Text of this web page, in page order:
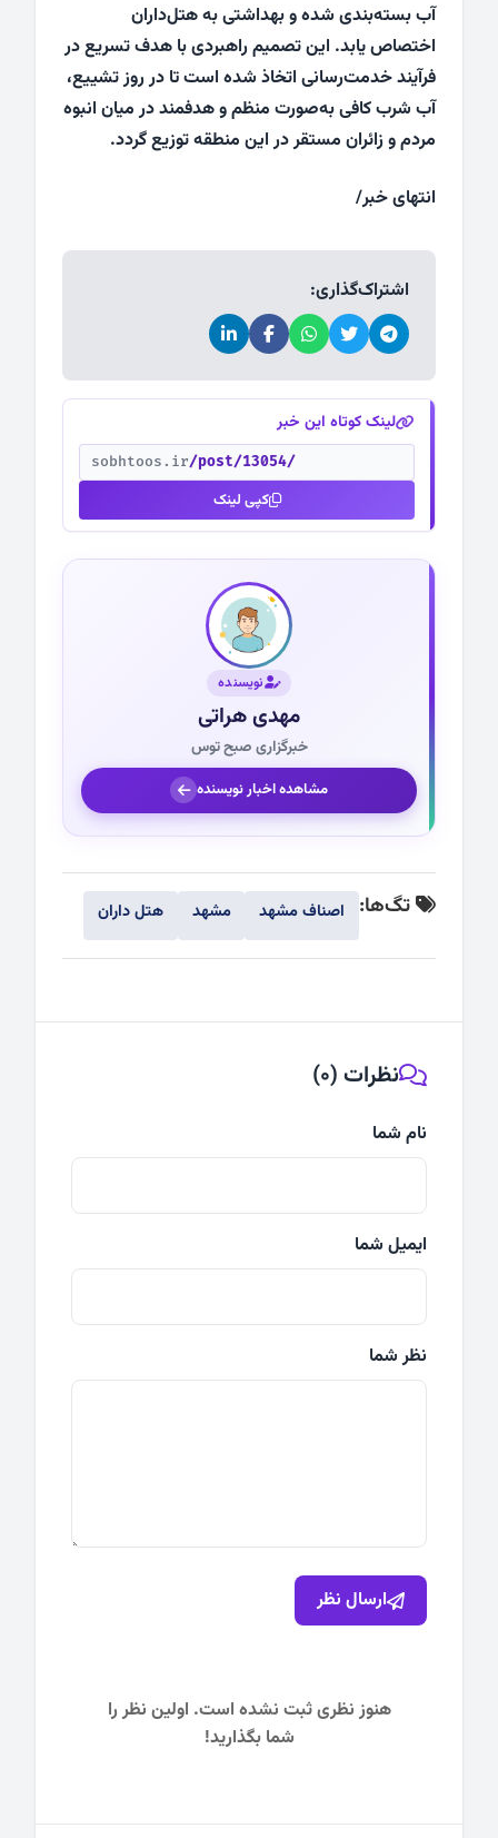
آب بسته‌بندی شده و بهداشتی به هتل‌داران
اختصاص یابد. این تصمیم راهبردی با هدف تسریع در
فرآیند خدمت‌رسانی اتخاذ شده است تا در روز تشییع،
آب شرب کافی به‌صورت منظم و هدفمند در میان انبوه
مردم و زائران مستقر در این منطقه توزیع گردد.
انتهای خبر/
اشتراک‌گذاری:
لینک کوتاه این خبر
sobhtoos.ir/post/13054/
کپی لینک
نویسنده
مهدی هراتی
خبرگزاری صبح توس
مشاهده اخبار نویسنده
تگ‌ها: اصناف مشهد مشهد هتل داران
نظرات (0)
نام شما
ایمیل شما
نظر شما
ارسال نظر
هنوز نظری ثبت نشده است. اولین نظر را
شما بگذارید!